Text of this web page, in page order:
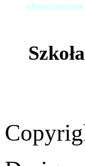
administratorem